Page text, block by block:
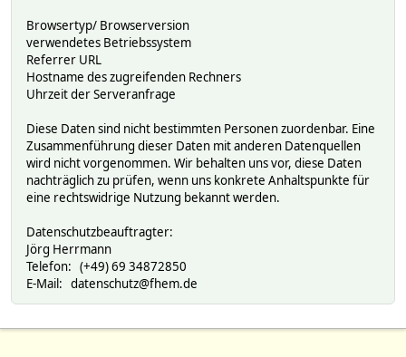
Browsertyp/ Browserversion
verwendetes Betriebssystem
Referrer URL
Hostname des zugreifenden Rechners
Uhrzeit der Serveranfrage
Diese Daten sind nicht bestimmten Personen zuordenbar. Eine
Zusammenführung dieser Daten mit anderen Datenquellen
wird nicht vorgenommen. Wir behalten uns vor, diese Daten
nachträglich zu prüfen, wenn uns konkrete Anhaltspunkte für
eine rechtswidrige Nutzung bekannt werden.
Datenschutzbeauftragter:
Jörg Herrmann
Telefon: (+49) 69 34872850
E-Mail: datenschutz@fhem.de